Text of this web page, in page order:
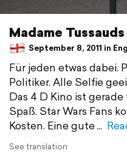
Madame
September 8, 2011 in
Für jeden etwas dabei.
Politiker. Alle Selfie
Das 4 D Kino ist
Spaß. Star Wars Fans
Kosten. Eine gute
See translation